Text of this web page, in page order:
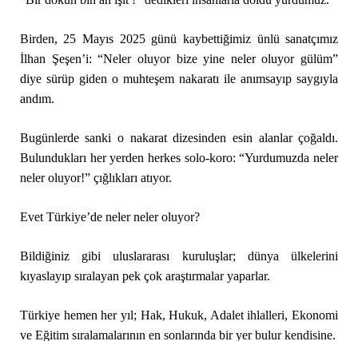
Birden, 25 Mayıs 2025 günü kaybettiğimiz ünlü sanatçımız
İlhan Şeşen’i: “Neler oluyor bize yine neler oluyor gülüm”
diye sürüp giden o muhteşem nakaratı ile anımsayıp saygıyla
andım.
Bugünlerde sanki o nakarat dizesinden esin alanlar çoğaldı.
Bulundukları her yerden herkes solo-koro: “Yurdumuzda neler
neler oluyor!” çığlıkları atıyor.
Evet Türkiye’de neler neler oluyor?
Bildiğiniz gibi uluslararası kuruluşlar; dünya ülkelerini
kıyaslayıp sıralayan pek çok araştırmalar yaparlar.
Türkiye hemen her yıl; Hak, Hukuk, Adalet ihlalleri, Ekonomi
ve Eğitim sıralamalarının en sonlarında bir yer bulur kendisine.